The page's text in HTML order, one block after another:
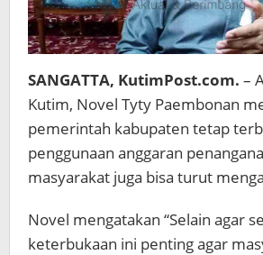
SANGATTA, KutimPost.com. –
Kutim, Novel Tyty Paembonan
pemerintah kabupaten tetap
penggunaan anggaran
masyarakat juga bisa turut
Novel mengatakan “Selain agar
keterbukaan ini penting agar